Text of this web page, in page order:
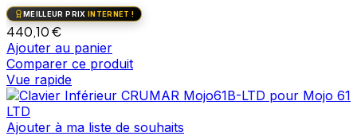
MEILLEUR PRIX INTERNET !
440,10€
Ajouter au panier
Comparer ce produit
Vue rapide
Ajouter à ma liste de souhaits